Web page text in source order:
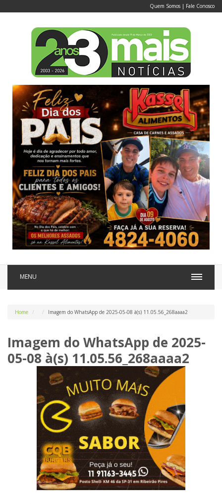
Quem Somos | Fale Conosco
MENU
Home Imagem do WhatsApp de 2025-05-08 à(s) 11.05.56_268aaaa2
Imagem do WhatsApp de 2025-
05-08 à(s) 11.05.56_268aaaa2